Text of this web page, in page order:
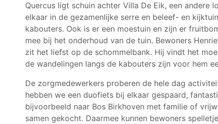
Quercus ligt schuin achter Villa De Eik, een andere
elkaar in de gezamenlijke serre en beleef- en
kabouters. Ook is er een moestuin en zijn er
mee bij het onderhoud van de tuin. Bewoners
zit het liefst op de schommelbank. Hij vindt het
de wandelingen langs de kabouters zijn voor hem
De zorgmedewerkers proberen de hele dag
hebben we een duofiets bij elkaar gespaard,
bijvoorbeeld naar Bos Birkhoven met familie of
samen gekocht. Daarmee kunnen bewoners